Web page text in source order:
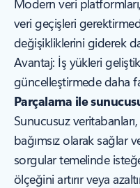
Modern veri
veri geçişleri
değişikliklerini giderek
Avantaj: İş yükleri
güncelleştirmede daha
Parçalama ile
Sunucusuz
bağımsız olarak sağlar
sorgular temelinde
ölçeğini artırır veya